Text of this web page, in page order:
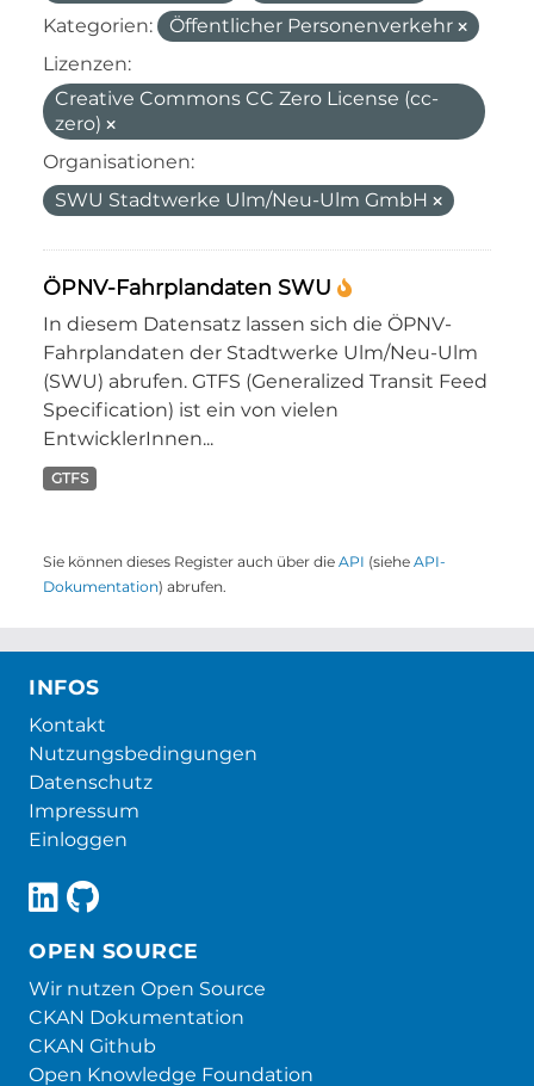
Kategorien:
Öffentlicher Personenverkehr
Lizenzen:
Creative Commons CC Zero License (cc-
zero)
Organisationen:
SWU Stadtwerke Ulm/Neu-Ulm GmbH
ÖPNV-Fahrplandaten SWU
In diesem Datensatz lassen sich die ÖPNV-
Fahrplandaten der Stadtwerke Ulm/Neu-Ulm
(SWU) abrufen. GTFS (Generalized Transit Feed
Specification) ist ein von vielen
EntwicklerInnen...
GTFS
Sie können dieses Register auch über die API (siehe API-
Dokumentation) abrufen.
INFOS
Kontakt
Nutzungsbedingungen
Datenschutz
Impressum
Einloggen
OPEN SOURCE
Wir nutzen Open Source
CKAN Dokumentation
CKAN Github
Open Knowledge Foundation